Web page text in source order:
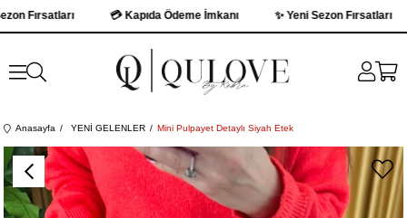
Fırsatları 💳 Kapıda Ödeme İmkanı ✨ Yeni Sezon Fırsatları
Anasayfa YENİ GELENLER Mini Pulpayet Detaylı Siyah Etek